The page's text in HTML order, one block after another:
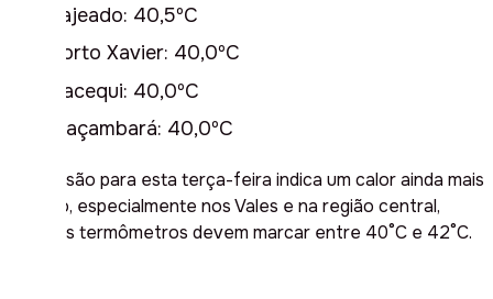
Lajeado: 40,5ºC
Porto Xavier: 40,0ºC
Cacequi: 40,0ºC
Maçambará: 40,0ºC
A previsão para esta terça-feira indica um calor ainda mais
intenso, especialmente nos Vales e na região central,
onde os termômetros devem marcar entre 40°C e 42°C.